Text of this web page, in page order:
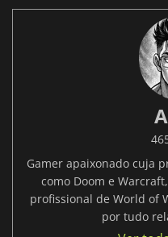
Gamer apaixonado cuja
como Doom e
profissional de World of
por tudo